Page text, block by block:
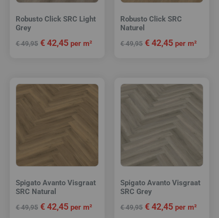
Robusto Click SRC Light
Grey
€49,95 €42,45 per m²
Robusto Click SRC
Naturel
€49,95 €42,45 per m²
Spigato Avanto Visgraat
SRC Natural
€49,95 €42,45 per m²
Spigato Avanto Visgraat
SRC Grey
€49,95 €42,45 per m²